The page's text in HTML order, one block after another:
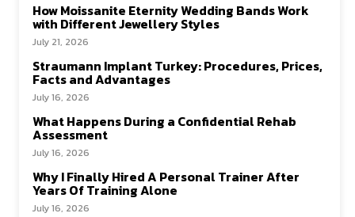
How Moissanite Eternity Wedding Bands Work
with Different Jewellery Styles
July 21, 2026
Straumann Implant Turkey: Procedures, Prices,
Facts and Advantages
July 16, 2026
What Happens During a Confidential Rehab
Assessment
July 16, 2026
Why I Finally Hired A Personal Trainer After
Years Of Training Alone
July 16, 2026